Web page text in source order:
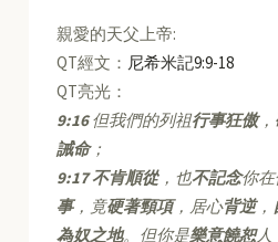
親愛的天父上帝:
QT經文： 尼希米記9:9-18
QT亮光：
9:16但我們的列祖行事狂傲，
誡命；
9:17 不肯順從，也不記念你
事，竟硬著頸項，居心背逆，
為奴之地。但你是樂意饒恕人